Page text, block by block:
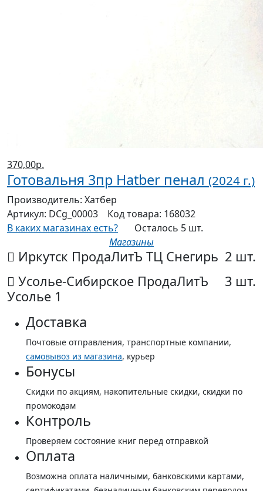
370,00р.
Готовальня 3пр Hatber пенал (2024 г.)
Производитель: Хатбер
Артикул: DCg_00003 Код товара: 168032
В каких магазинах есть?
Осталось 5 шт.
Магазины
Иркутск ПродаЛитЪ ТЦ Снегирь 2 шт.
Усолье-Сибирское ПродаЛитЪ
Усолье 1
3 шт.
Доставка
Почтовые отправления, транспортные компании,
самовывоз из магазина, курьер
Бонусы
Скидки по акциям, накопительные скидки, скидки по
промокодам
Контроль
Проверяем состояние книг перед отправкой
Оплата
Возможна оплата наличными, банковскими картами,